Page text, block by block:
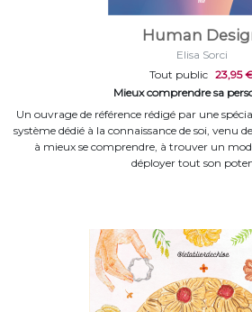
Human
Elisa Sorci
Tout public 23,95
Mieux comprendre sa
Un ouvrage de référence rédigé par une
système dédié à la connaissance de soi, venu
à mieux se comprendre, à trouver un
déployer tout son